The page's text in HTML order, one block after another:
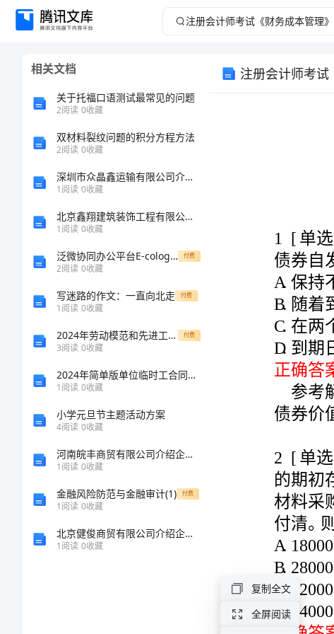
注
理》
相关文档
关于托福口语测试最常见的问题
2阅读 0收藏
双材料裂纹问题的积分方程方法
2阅读 0收藏
深圳市众晶鑫运输有限公司介绍企业发展分析报告
1阅读 0收藏
北京鑫翔建筑装饰工程有限公司介绍企业发展分析报告
1阅读 0收藏
泛微协同办公平台E-cology8.0版本后台维护手册(4)--门户引擎 付费
2阅读 0收藏
写迷路的作文：一直向北走 付费
1阅读 0收藏
2024年劳动模范和先进工作者表彰大会领导讲话 付费
3阅读 0收藏
2024年简单版单位临时工合同范本
1阅读 0收藏
小学元旦节主题活动方案
4阅读 0收藏
河南皖丰商贸有限公司介绍企业发展分析报告
1阅读 0收藏
金融风险防范与金融审计(1) 付费
1阅读 0收藏
北京健俊商贸有限公司介绍企业发展分析报告
1阅读 0收藏
注册会计师考
3[单选题]
正确答案：A
2[单选题]
正确答案：A
复制全文
全屏阅读